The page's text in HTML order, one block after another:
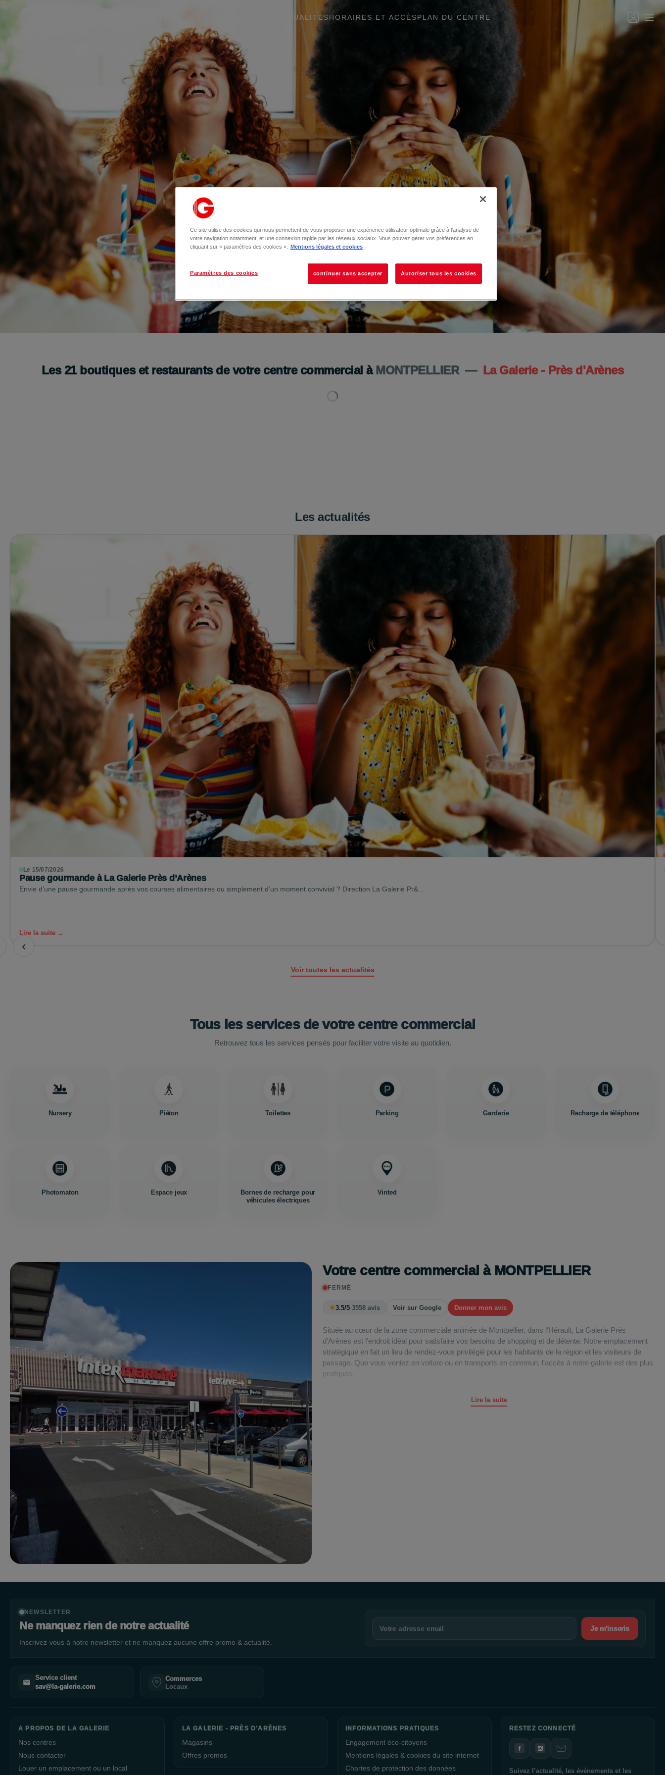
ACTUALITÉSHORAIRES ET ACCÈSPLAN DU CENTRE
Les 21boutiques et restaurants de votre centre commercial à MONTPELLIER — La Galerie - Près d'Arènes
Les actualités
Le 15/07/2026
Pause gourmande à La Galerie Près d’Arènes
Envie d’une pause gourmande après vos courses alimentaires ou simplement d’un moment convivial ? Direction La Galerie Pr&...
Lire la suite →
‹
Voir toutes les actualités
Tous les services de votre centre commercial
Retrouvez tous les services pensés pour faciliter votre visite au quotidien.
Nursery Piéton Toilettes Parking Garderie Recharge de téléphone
Photomaton Espace jeux
Bornes de recharge pour
véhicules électriques
Vinted
Votre centre commercial à MONTPELLIER
FERMÉ
★3.5/5·3558 avis Voir sur Google Donner mon avis
Située au cœur de la zone commerciale animée de Montpellier, dans l'Hérault, La Galerie Près
d’Arènes est l'endroit idéal pour satisfaire vos besoins de shopping et de détente. Notre emplacement
stratégique en fait un lieu de rendez-vous privilégié pour les habitants de la région et les visiteurs de
passage. Que vous veniez en voiture ou en transports en commun, l'accès à notre galerie est des plus
pratiques.
Pour les automobilistes, nous mettons à votre disposition un vaste parking gratuit comprenant 834
places, garantissant ainsi une expérience shopping sans tracas. Si vous préférez les transports en
Nous sommes fiers de vous informer que La Galerie Près d’Arènes est géré de manière durable et
responsable, ce qui nous a valu d'obtenir la certification "Breeam in use" au niveau Good. En un an,
Lire la suite
NEWSLETTER
Ne manquez rien de notre actualité
Inscrivez-vous à notre newsletter et ne manquez aucune offre promo & actualité.
Je m'inscris
Service client
sav@la-galerie.com
Commerces
Locaux
A PROPOS DE LA GALERIE
Nos centres
Nous contacter
Louer un emplacement ou un local
LA GALERIE - PRÈS D'ARÈNES
Magasins
Offres promos
INFORMATIONS PRATIQUES
Engagement éco-citoyens
Mentions légales & cookies du site internet
Chartes de protection des données
RESTEZ CONNECTÉ
Suivez l’actualité, les événements et les
Ce site utilise des cookies qui nous permettent de vous proposer une expérience utilisateur optimale grâce à l’analyse de
votre navigation notamment, et une connexion rapide par les réseaux sociaux. Vous pouvez gérer vos préférences en
cliquant sur « paramètres des cookies ».
Mentions légales et cookies
Paramètres des cookies continuer sans accepter Autoriser tous les cookies